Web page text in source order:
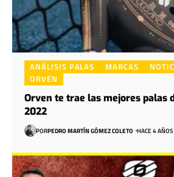
ANÁLISIS PALAS MARCAS
ORVEN
Orven te trae las mejores palas
2022
PORPEDRO MARTÍN GÓMEZ COLETO HACE 4 AÑOS